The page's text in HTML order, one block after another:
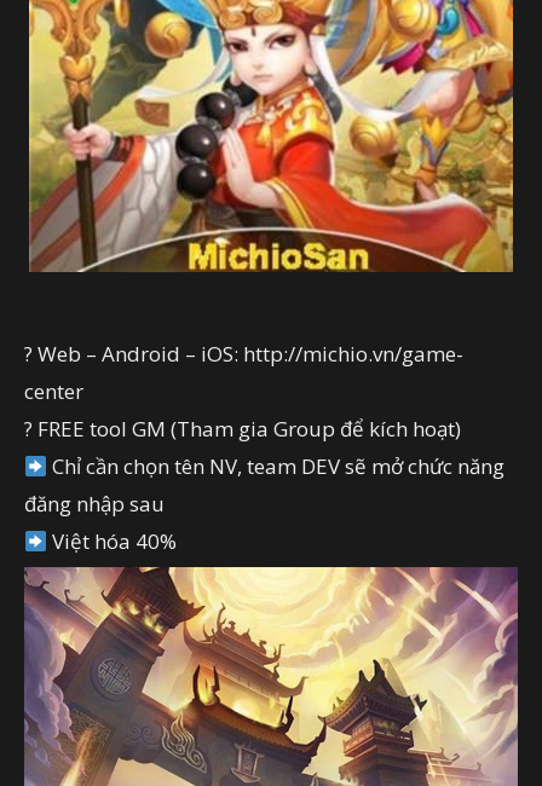
? Web – Android – iOS: http://michio.vn/game-
center
? FREE tool GM (Tham gia Group để kích hoạt)
Chỉ cần chọn tên NV, team DEV sẽ mở chức năng
đăng nhập sau
Việt hóa 40%